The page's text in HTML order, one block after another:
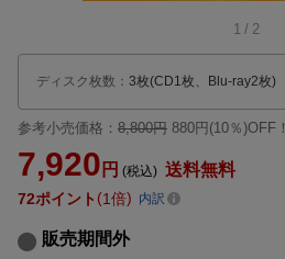
1 / 2
ディスク枚数 ： 3枚(CD1枚、Blu-ray2枚)
参考小売価格： 8,800円 880円(10％)OFF！
7,920 円 (税込) 送料無料
72ポイント 1倍 内訳
販売期間外